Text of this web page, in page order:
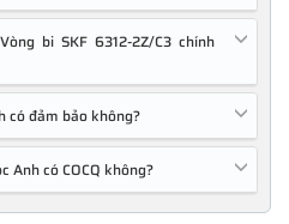
bi SKF 6312-2Z/C3 chính
có đảm bảo không?
Anh có COCQ không?